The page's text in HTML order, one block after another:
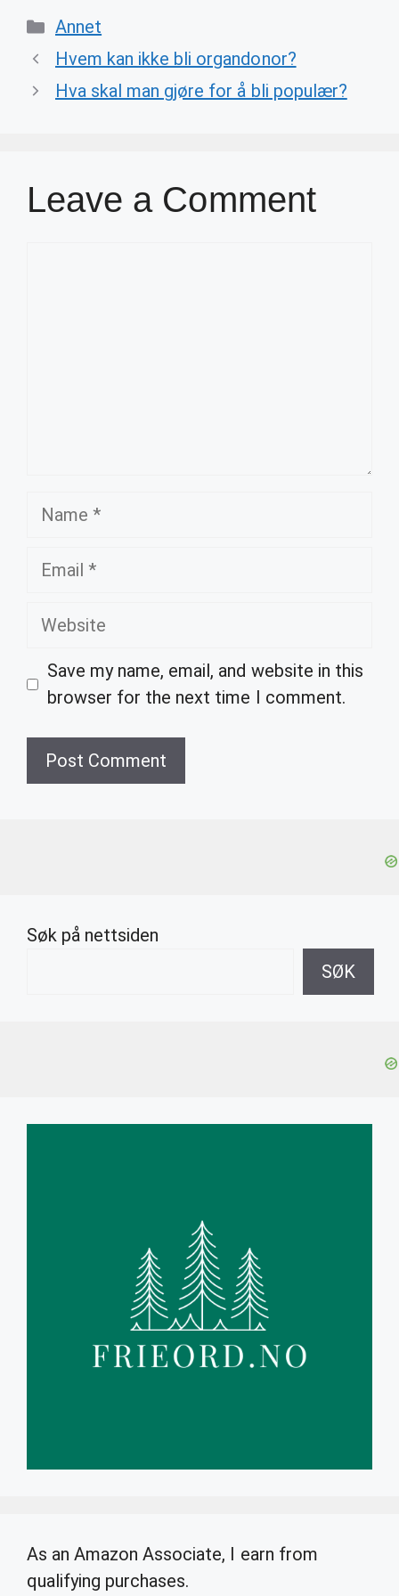
Categories
Annet
Hvem kan ikke bli organdonor?
Hva skal man gjøre for å bli populær?
Leave a Comment
Name
Email
Website
Save my name, email, and website in this
browser for the next time I comment.
Søk på nettsiden
SØK
As an Amazon Associate, I earn from
qualifying purchases.